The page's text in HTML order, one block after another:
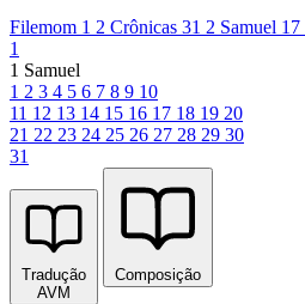
Filemom 1 2 Crônicas 31 2 Samuel 17
1
1 Samuel
1 2 3 4 5 6 7 8 9 10
11 12 13 14 15 16 17 18 19 20
21 22 23 24 25 26 27 28 29 30
31
Tradução
AVM
Composição